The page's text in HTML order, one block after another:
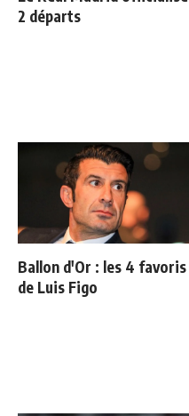
2 départs
Ballon d'Or : les 4 favoris
de Luis Figo